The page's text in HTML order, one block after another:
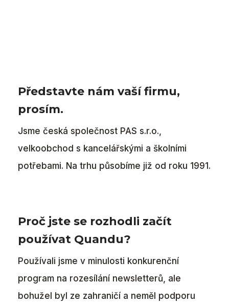
Představte nám vaší firmu,
prosím.
Jsme česká společnost PAS s.r.o.,
velkoobchod s kancelářskými a školními
potřebami. Na trhu působíme již od roku 1991.
Proč jste se rozhodli začít
používat Quandu?
Používali jsme v minulosti konkurenční
program na rozesílání newsletterů, ale
bohužel byl ze zahraničí a neměl podporu